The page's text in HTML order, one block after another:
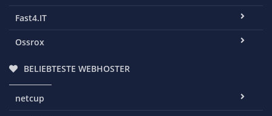
Fast4.IT
Ossrox
BELIEBTESTE WEBHOSTER
netcup